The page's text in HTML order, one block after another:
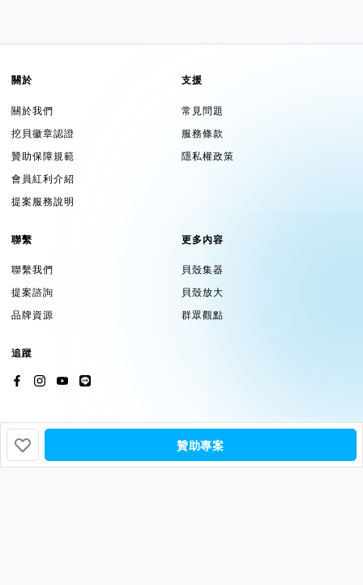
贊助專案
關於
關於我們
挖貝徽章認證
贊助保障規範
會員紅利介紹
提案服務說明
支援
常見問題
服務條款
隱私權政策
聯繫
聯繫我們
提案諮詢
品牌資源
更多內容
貝殼集器
貝殼放大
群眾觀點
追蹤